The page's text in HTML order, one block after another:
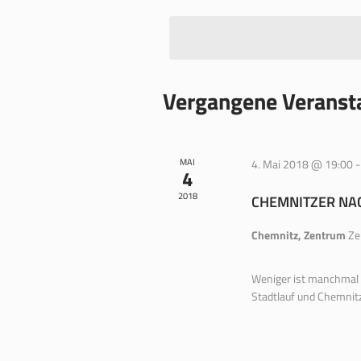
Vergangene
MAI
4
2018
4. Mai 2018 @ 19:00-
CHEMNITZER
Chemnitz, Zentrum
Weniger ist
Stadtlauf und